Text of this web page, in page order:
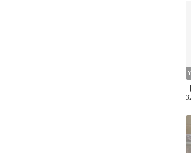
¥